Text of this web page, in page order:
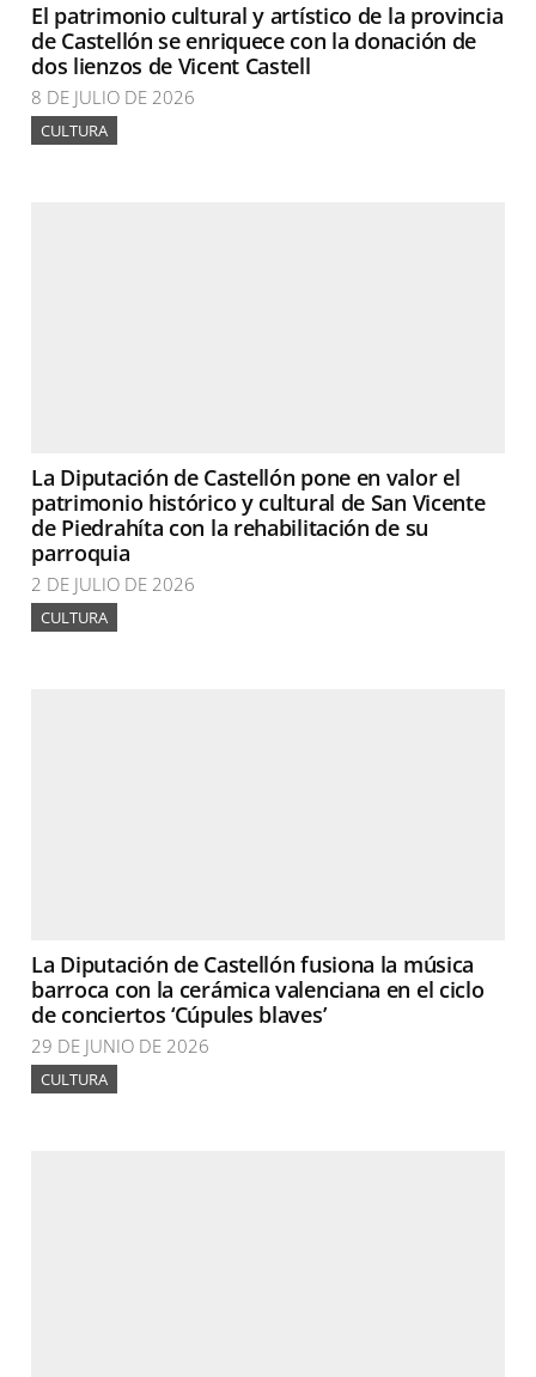
El patrimonio cultural y artístico de la provincia
de Castellón se enriquece con la donación de
dos lienzos de Vicent Castell
8 DE JULIO DE 2026
CULTURA
La Diputación de Castellón pone en valor el
patrimonio histórico y cultural de San Vicente
de Piedrahíta con la rehabilitación de su
parroquia
2 DE JULIO DE 2026
CULTURA
La Diputación de Castellón fusiona la música
barroca con la cerámica valenciana en el ciclo
de conciertos ‘Cúpules blaves’
29 DE JUNIO DE 2026
CULTURA